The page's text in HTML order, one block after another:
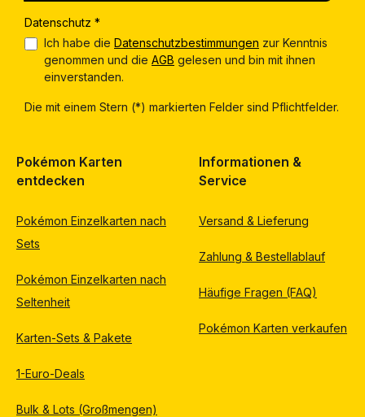
Datenschutz *
Ich habe die Datenschutzbestimmungen zur Kenntnis
genommen und die AGB gelesen und bin mit ihnen
einverstanden.
Die mit einem Stern (*) markierten Felder sind Pflichtfelder.
Pokémon Karten
entdecken
Pokémon Einzelkarten nach
Sets
Pokémon Einzelkarten nach
Seltenheit
Karten-Sets & Pakete
1-Euro-Deals
Bulk & Lots (Großmengen)
Informationen &
Service
Versand & Lieferung
Zahlung & Bestellablauf
Häufige Fragen (FAQ)
Pokémon Karten verkaufen